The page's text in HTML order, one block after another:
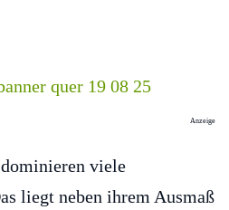
Anzeige
viele
liegt neben ihrem Ausmaß